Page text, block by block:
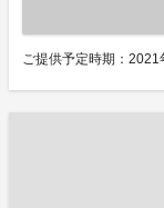
ご提供予定時期：2021